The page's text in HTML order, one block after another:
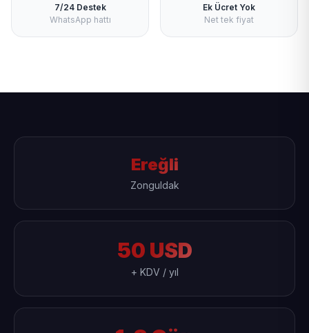
7/24 Destek
WhatsApp hattı
Ek Ücret Yok
Net tek fiyat
Ereğli
Zonguldak
50 USD
+ KDV / yıl